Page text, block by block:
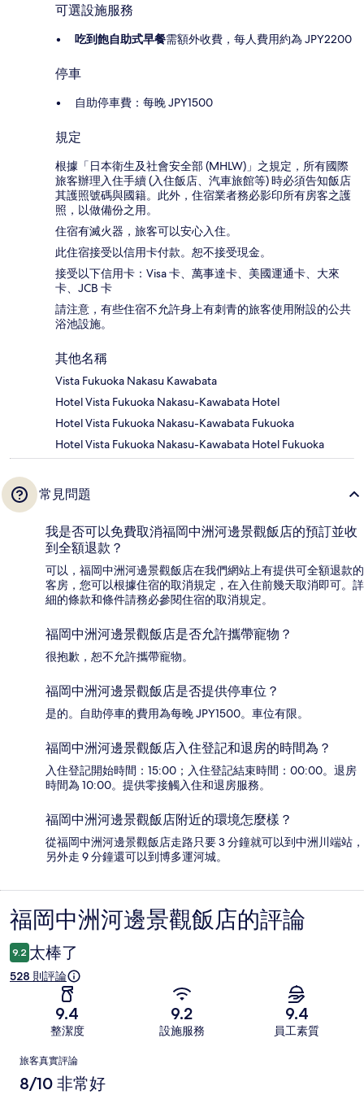
可選設施服務
吃到飽自助式早餐需額外收費，每人費用約為 JPY2200
停車
自助停車費：每晚 JPY1500
規定
根據「日本衛生及社會安全部 (MHLW)」之規定，所有國際
旅客辦理入住手續 (入住飯店、汽車旅館等) 時必須告知飯店
其護照號碼與國籍。此外，住宿業者務必影印所有房客之護
照，以做備份之用。
住宿有滅火器，旅客可以安心入住。
此住宿接受以信用卡付款。恕不接受現金。
接受以下信用卡：Visa 卡、萬事達卡、美國運通卡、大來
卡、JCB 卡
請注意，有些住宿不允許身上有刺青的旅客使用附設的公共
浴池設施。
其他名稱
Vista Fukuoka Nakasu Kawabata
Hotel Vista Fukuoka Nakasu-Kawabata Hotel
Hotel Vista Fukuoka Nakasu-Kawabata Fukuoka
Hotel Vista Fukuoka Nakasu-Kawabata Hotel Fukuoka
常見問題
我是否可以免費取消福岡中洲河邊景觀飯店的預訂並收
到全額退款？
可以，福岡中洲河邊景觀飯店在我們網站上有提供可全額退款的
客房，您可以根據住宿的取消規定，在入住前幾天取消即可。詳
細的條款和條件請務必參閱住宿的取消規定。
福岡中洲河邊景觀飯店是否允許攜帶寵物？
很抱歉，恕不允許攜帶寵物。
福岡中洲河邊景觀飯店是否提供停車位？
是的。自助停車的費用為每晚 JPY1500。車位有限。
福岡中洲河邊景觀飯店入住登記和退房的時間為？
入住登記開始時間：15:00；入住登記結束時間：00:00。退房
時間為 10:00。提供零接觸入住和退房服務。
福岡中洲河邊景觀飯店附近的環境怎麼樣？
從福岡中洲河邊景觀飯店走路只要 3 分鐘就可以到中洲川端站，
另外走 9 分鐘還可以到博多運河城。
評
論
福岡中洲河邊景觀飯店的評論
9.2 太棒了
528 則評論
9.4
整潔度
9.2
設施服務
9.4
員工素質
評
論
旅客真實評論
8/10 非常好